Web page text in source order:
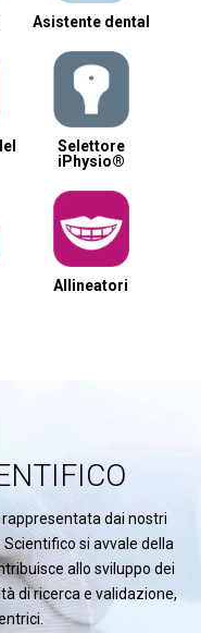
Asistente dental
Selettore
iPhysio®
Allineatori
rappresentata dai nostri
si avvale della
allo sviluppo dei
di ricerca e validazione,